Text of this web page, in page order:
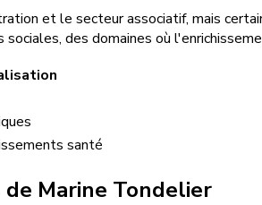
et le secteur associatif, mais
des domaines où
santé
Marine Tondelier